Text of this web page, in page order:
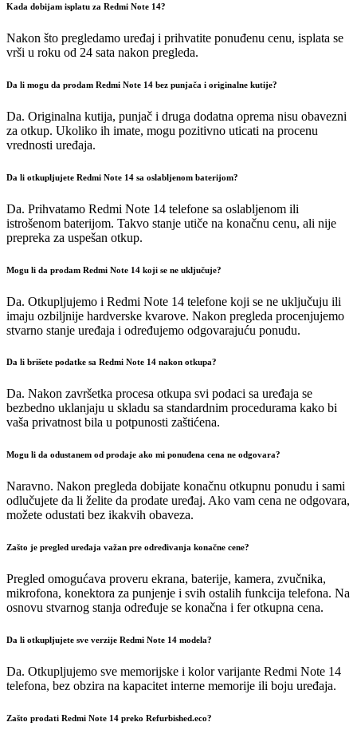
Kada dobijam isplatu za Redmi Note 14?
Nakon što pregledamo uređaj i prihvatite ponuđenu cenu, isplata se
vrši u roku od 24 sata nakon pregleda.
Da li mogu da prodam Redmi Note 14 bez punjača i originalne kutije?
Da. Originalna kutija, punjač i druga dodatna oprema nisu obavezni
za otkup. Ukoliko ih imate, mogu pozitivno uticati na procenu
vrednosti uređaja.
Da li otkupljujete Redmi Note 14 sa oslabljenom baterijom?
Da. Prihvatamo Redmi Note 14 telefone sa oslabljenom ili
istrošenom baterijom. Takvo stanje utiče na konačnu cenu, ali nije
prepreka za uspešan otkup.
Mogu li da prodam Redmi Note 14 koji se ne uključuje?
Da. Otkupljujemo i Redmi Note 14 telefone koji se ne uključuju ili
imaju ozbiljnije hardverske kvarove. Nakon pregleda procenjujemo
stvarno stanje uređaja i određujemo odgovarajuću ponudu.
Da li brišete podatke sa Redmi Note 14 nakon otkupa?
Da. Nakon završetka procesa otkupa svi podaci sa uređaja se
bezbedno uklanjaju u skladu sa standardnim procedurama kako bi
vaša privatnost bila u potpunosti zaštićena.
Mogu li da odustanem od prodaje ako mi ponuđena cena ne odgovara?
Naravno. Nakon pregleda dobijate konačnu otkupnu ponudu i sami
odlučujete da li želite da prodate uređaj. Ako vam cena ne odgovara,
možete odustati bez ikakvih obaveza.
Zašto je pregled uređaja važan pre određivanja konačne cene?
Pregled omogućava proveru ekrana, baterije, kamera, zvučnika,
mikrofona, konektora za punjenje i svih ostalih funkcija telefona. Na
osnovu stvarnog stanja određuje se konačna i fer otkupna cena.
Da li otkupljujete sve verzije Redmi Note 14 modela?
Da. Otkupljujemo sve memorijske i kolor varijante Redmi Note 14
telefona, bez obzira na kapacitet interne memorije ili boju uređaja.
Zašto prodati Redmi Note 14 preko Refurbished.eco?